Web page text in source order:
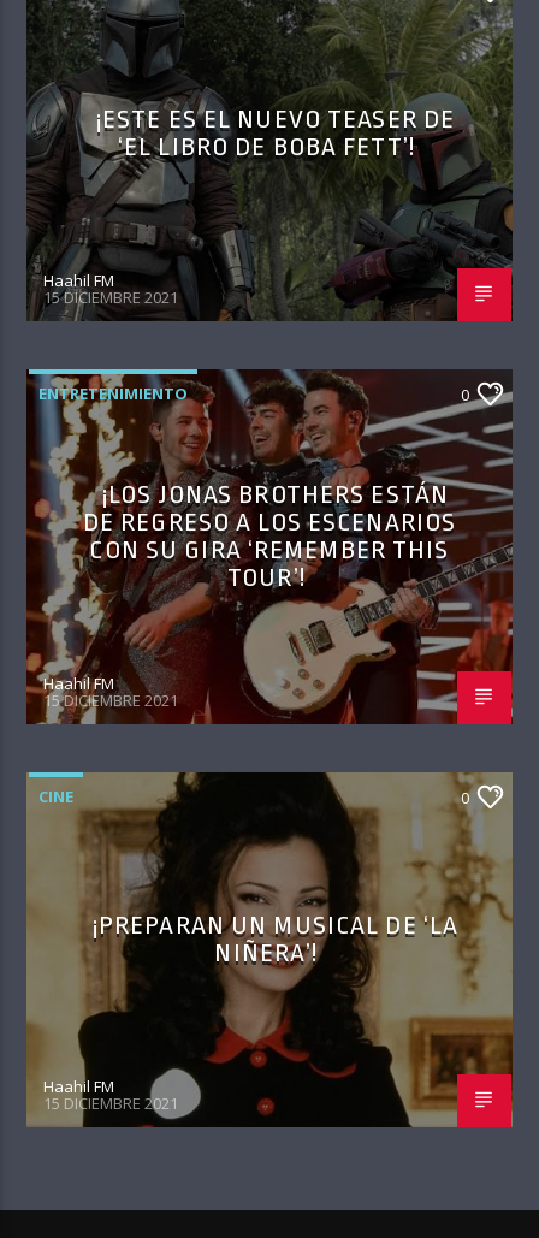
¡ESTE ES EL NUEVO TEASER DE
‘EL LIBRO DE BOBA FETT’!
Haahil FM
15 DICIEMBRE 2021
ENTRETENIMIENTO 0
¡LOS JONAS BROTHERS ESTÁN
DE REGRESO A LOS ESCENARIOS
CON SU GIRA ‘REMEMBER THIS
TOUR’!
Haahil FM
15 DICIEMBRE 2021
CINE 0
¡PREPARAN UN MUSICAL DE ‘LA
NIÑERA’!
Haahil FM
15 DICIEMBRE 2021